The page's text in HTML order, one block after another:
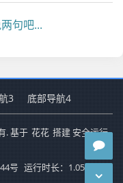
句吧...
3 底部导航4
. 基于 花花 搭建 安全运行
号 运行时长：1.050秒